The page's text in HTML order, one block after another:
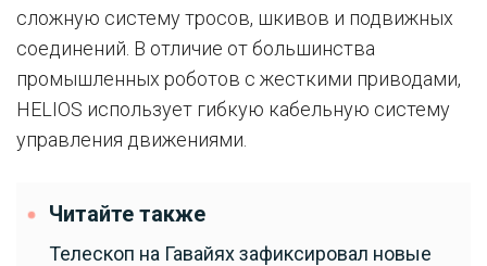
сложную систему тросов, шкивов и подвижных
соединений. В отличие от большинства
промышленных роботов с жесткими приводами,
HELIOS использует гибкую кабельную систему
управления движениями.
Читайте также
Телескоп на Гавайях зафиксировал новые